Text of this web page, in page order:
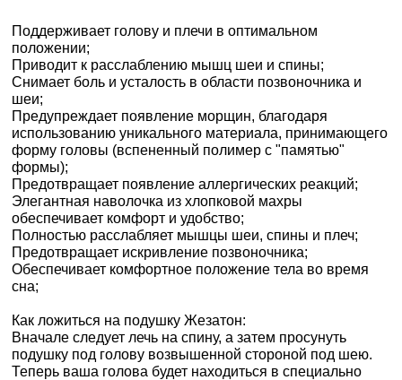
Поддерживает голову и плечи в оптимальном
положении;
Приводит к расслаблению мышц шеи и спины;
Снимает боль и усталость в области позвоночника и
шеи;
Предупреждает появление морщин, благодаря
использованию уникального материала, принимающего
форму головы (вспененный полимер c "памятью"
формы);
Предотвращает появление аллергических реакций;
Элегантная наволочка из хлопковой махры
обеспечивает комфорт и удобство;
Полностью расслабляет мышцы шеи, спины и плеч;
Предотвращает искривление позвоночника;
Обеспечивает комфортное положение тела во время
сна;
Как ложиться на подушку Жезатон:
Вначале следует лечь на спину, а затем просунуть
подушку под голову возвышенной стороной под шею.
Теперь ваша голова будет находиться в специально